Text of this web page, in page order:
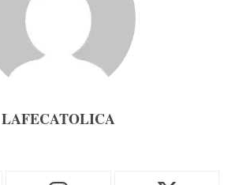
LAFECATOLICA